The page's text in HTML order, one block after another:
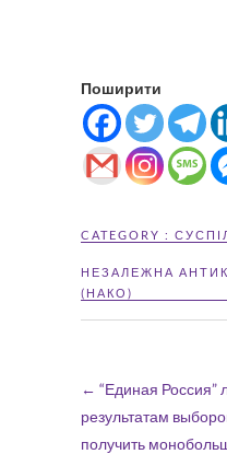
Поширити
CATEGORY :
НЕЗАЛЕЖНА
(НАКО)
← “Единая Россия”
результатам
получить